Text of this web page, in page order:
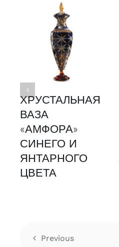
ХРУСТАЛЬНАЯ
ВАЗА
«АМФОРА»
СИНЕГО И
ЯНТАРНОГО
ЦВЕТА
Previous